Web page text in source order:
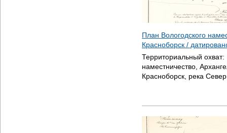
План Вологодского
Красноборск /
Территориальный охват:
наместничество,
Красноборск, река